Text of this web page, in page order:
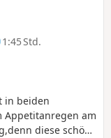
1:45 Std.
in beiden
Appetitanregen am
diese schöne